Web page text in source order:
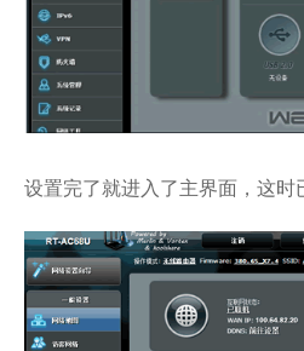
设置完了就进入了主界面，这时